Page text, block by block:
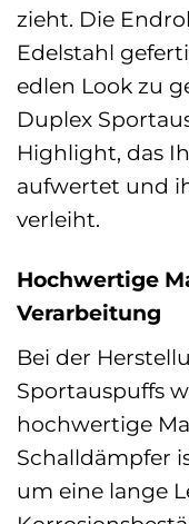
zieht. Die
Edelstahl
edlen Look zu
Duplex
Highlight, das
aufwertet und
verleiht.
Hochwertige
Verarbeitung
Bei der
Sportauspuffs
hochwertige
Schalldämpfer
um eine lange